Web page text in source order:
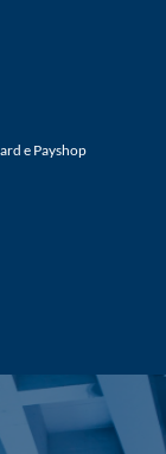
e Payshop